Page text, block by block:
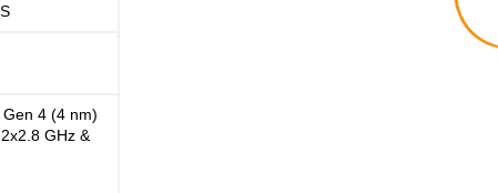
4 (4 nm)
GHz &